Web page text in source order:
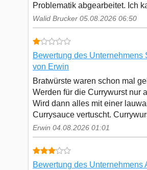
Problematik abgearbeitet. Ich
Walid Brucker 05.08.2026 06:50
Bewertung des Unternehmens
von Erwin
Bratwürste waren schon mal
Werden für die Currywurst nur
Wird dann alles mit einer
Currysauce vertuscht.
Erwin 04.08.2026 01:01
Bewertung des Unternehmens